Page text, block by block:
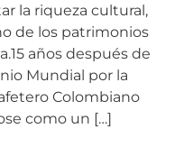
la riqueza cultural,
de los patrimonios
años después de
Mundial por la
Colombiano
como un […]